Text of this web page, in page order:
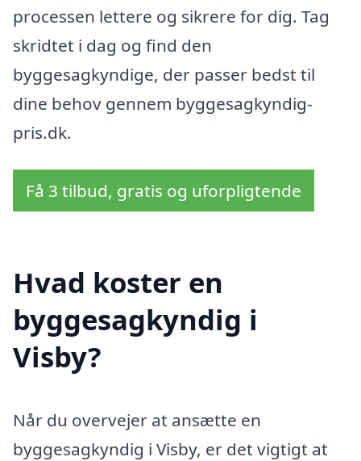
processen lettere og sikrere for dig. Tag
skridtet i dag og find den
byggesagkyndige, der passer bedst til
dine behov gennem byggesagkyndig-
pris.dk.
Få 3 tilbud, gratis og uforpligtende
Hvad koster en
byggesagkyndig i
Visby?
Når du overvejer at ansætte en
byggesagkyndig i Visby, er det vigtigt at